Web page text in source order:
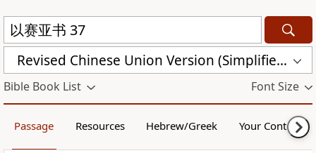
Revised Chinese Union Version (Simplified Script) Shen Edition (RCU17SS)
Bible Book List Font Size
Passage Resources Hebrew/Greek Your Content